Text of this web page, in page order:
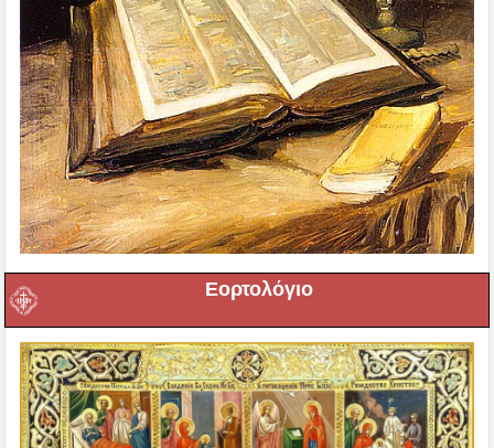
Εορτολόγιο